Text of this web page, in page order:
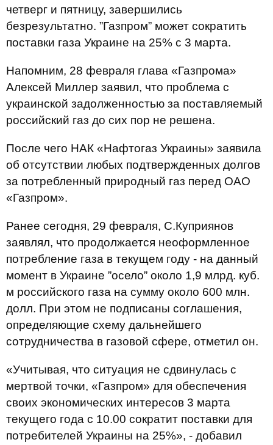
четверг и пятницу, завершились
безрезультатно. ”Газпром” может сократить
поставки газа Украине на 25% с 3 марта.
Напомним, 28 февраля глава «Газпрома»
Алексей Миллер заявил, что проблема с
украинской задолженностью за поставляемый
российский газ до сих пор не решена.
После чего НАК «Нафтогаз Украины» заявила
об отсутствии любых подтвержденных долгов
за потребленный природный газ перед ОАО
«Газпром».
Ранее сегодня, 29 февраля, С.Куприянов
заявлял, что продолжается неоформленное
потребление газа в текущем году - на данный
момент в Украине ”осело” около 1,9 млрд. куб.
м российского газа на сумму около 600 млн.
долл. При этом не подписаны соглашения,
определяющие схему дальнейшего
сотрудничества в газовой сфере, отметил он.
«Учитывая, что ситуация не сдвинулась с
мертвой точки, «Газпром» для обеспечения
своих экономических интересов 3 марта
текущего года с 10.00 сократит поставки для
потребителей Украины на 25%», - добавил